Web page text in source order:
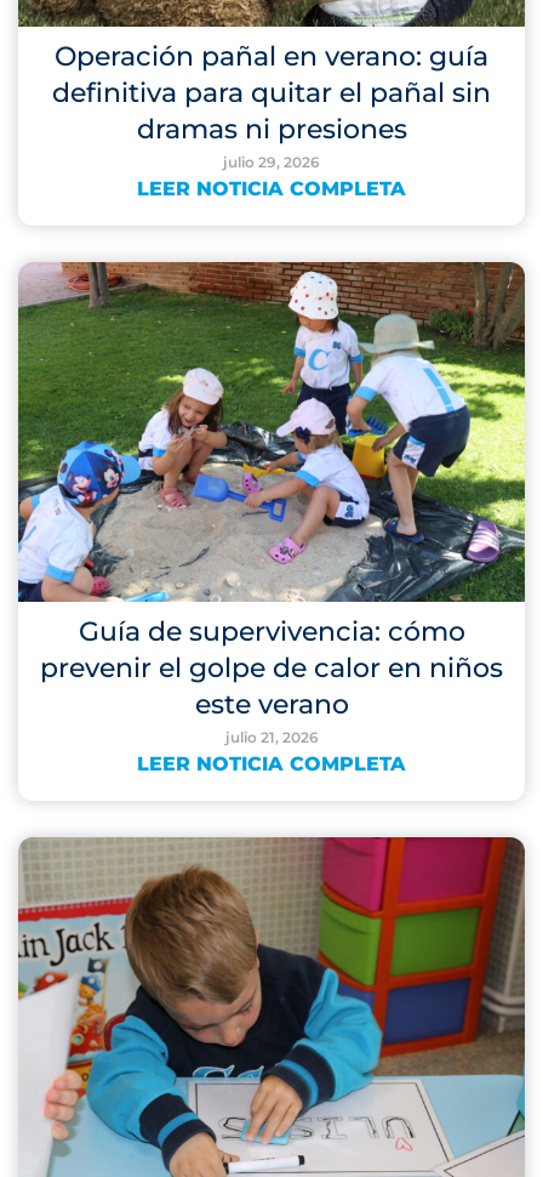
Operación pañal en verano: guía
definitiva para quitar el pañal sin
dramas ni presiones
julio 29, 2026
LEER NOTICIA COMPLETA
Guía de supervivencia: cómo
prevenir el golpe de calor en niños
este verano
julio 21, 2026
LEER NOTICIA COMPLETA